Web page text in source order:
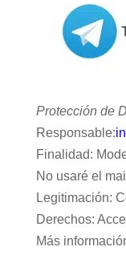
Protección de
Responsable:
Finalidad:
No usaré el
Legitimación:
Derechos:
Más